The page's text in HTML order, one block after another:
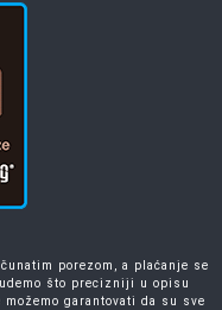
porezom, a plaćanje se
što precizniji u opisu
garantovati da su sve